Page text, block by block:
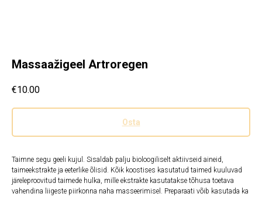
Massaažigeel Artroregen
€10.00
Osta
Taimne segu geeli kujul. Sisaldab palju bioloogiliselt aktiivseid aineid,
taimeekstrakte ja eeterlike õlisid. Kõik koostises kasutatud taimed kuuluvad
järeleproovitud taimede hulka, mille ekstrakte kasutatakse tõhusa toetava
vahendina liigeste piirkonna naha masseerimisel. Preparaati võib kasutada ka